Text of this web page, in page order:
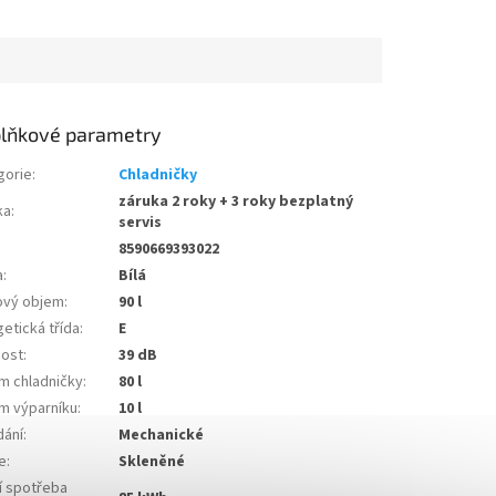
parametry
:
Chladničky
:
záruka 2 roky + 3 roky bezplatný
servis
8590669393022
:
Bílá
objem:
90 l
třída:
E
:
39 dB
chladničky:
80 l
výparníku:
10 l
:
Mechanické
:
Skleněné
spotřeba